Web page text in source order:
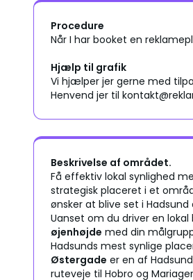
Procedure
Når I har booket en
Hjælp til grafik
Vi hjælper jer gerne med
Henvend jer til
Beskrivelse af området.
Få effektiv lokal synlighed
strategisk placeret i et
ønsker at blive set i Hadsund
Uanset om du driver en
øjenhøjde med din
Hadsunds mest synlige
Østergade er en af
ruteveje til Hobro og